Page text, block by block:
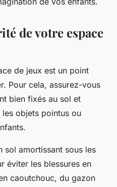
de votre espace
de jeux est un point
Pour cela, assurez-vous
bien fixés au sol et
objets pointus ou
sol amortissant sous les
éviter les blessures en
caoutchouc, du gazon